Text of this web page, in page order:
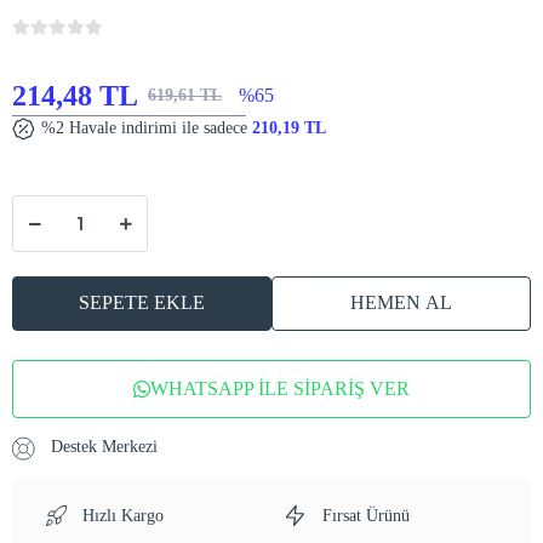
214,48 TL 619,61 TL %65
%2 Havale indirimi ile sadece 210,19 TL
SEPETE EKLE HEMEN AL
WHATSAPP İLE SİPARİŞ VER
Destek Merkezi
Hızlı Kargo Fırsat Ürünü